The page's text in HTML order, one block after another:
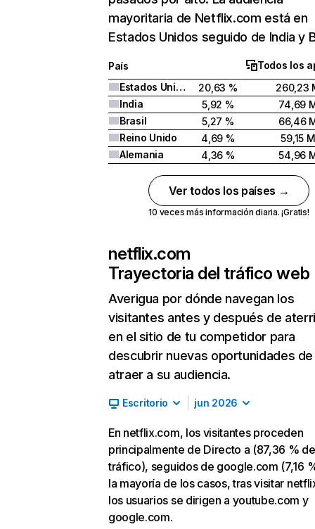
mayoritaria de Netflix.com está en
Estados Unidos seguido de India y
País
Todos los
Estados Unidos
20,63 %
260,23
India
5,92 %
74,69
Brasil
5,27 %
66,46
Reino Unido
4,69 %
59,15 M
Alemania
4,36 % 54,96
Ver todos los países →
10 veces más información diaria. ¡Gratis!
netflix.com
Trayectoria del tráfico web
Averigua por dónde navegan los
visitantes antes y después de
en el sitio de tu competidor para
descubrir nuevas oportunidades de
atraer a su audiencia.
Escritorio jun 2026
En netflix.com, los visitantes proceden
principalmente de Directo a (87,36 % de
tráfico), seguidos de google.com (7,16
la mayoría de los casos, tras visitar
los usuarios se dirigen a youtube.com y
google.com.